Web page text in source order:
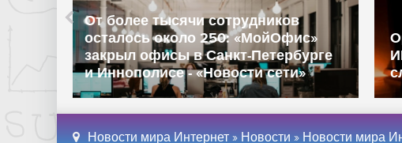
оборудования для полировки
кремниевых пластин добились
прогресса в качестве
технологического процесса -
«Новости сети»
Новости мира Интернет » Новости » Новости мира